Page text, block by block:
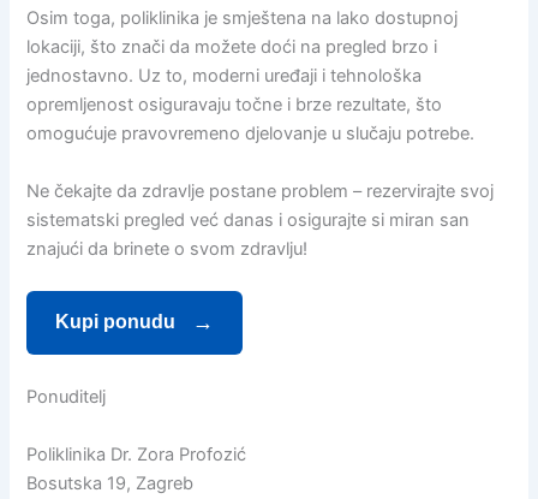
Osim toga, poliklinika je smještena na lako dostupnoj
lokaciji, što znači da možete doći na pregled brzo i
jednostavno. Uz to, moderni uređaji i tehnološka
opremljenost osiguravaju točne i brze rezultate, što
omogućuje pravovremeno djelovanje u slučaju potrebe.
Ne čekajte da zdravlje postane problem – rezervirajte svoj
sistematski pregled već danas i osigurajte si miran san
znajući da brinete o svom zdravlju!
Kupi ponudu
Ponuditelj
Poliklinika Dr. Zora Profozić
Bosutska 19, Zagreb